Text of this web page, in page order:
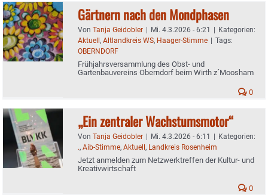
Gärtnern nach den Mondphasen
Von Tanja Geidobler | Mi. 4.3.2026 - 6:21 | Kategorien:
Aktuell, Altlandkreis WS, Haager-Stimme | Tags:
OBERNDORF
Frühjahrsversammlung des Obst- und
Gartenbauvereins Oberndorf beim Wirth z´Moosham
0
„Ein zentraler Wachstumsmotor“
Von Tanja Geidobler | Mi. 4.3.2026 - 6:11 | Kategorien:
., Aib-Stimme, Aktuell, Landkreis Rosenheim
Jetzt anmelden zum Netzwerktreffen der Kultur‑ und
Kreativwirtschaft
0